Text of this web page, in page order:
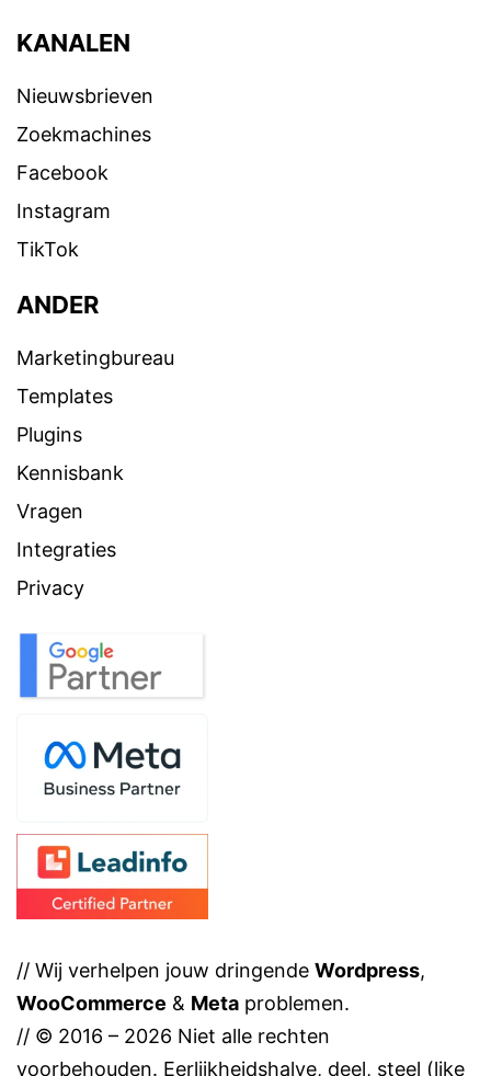
KANALEN
Nieuwsbrieven
Zoekmachines
Facebook
Instagram
TikTok
ANDER
Marketingbureau
Templates
Plugins
Kennisbank
Vragen
Integraties
Privacy
// Wij verhelpen jouw dringende Wordpress,
WooCommerce & Meta problemen.
// © 2016 – 2026 Niet alle rechten
voorbehouden. Eerlijkheidshalve, deel, steel (like